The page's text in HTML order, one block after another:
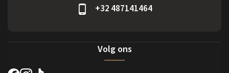
+32 487141464
Volg ons